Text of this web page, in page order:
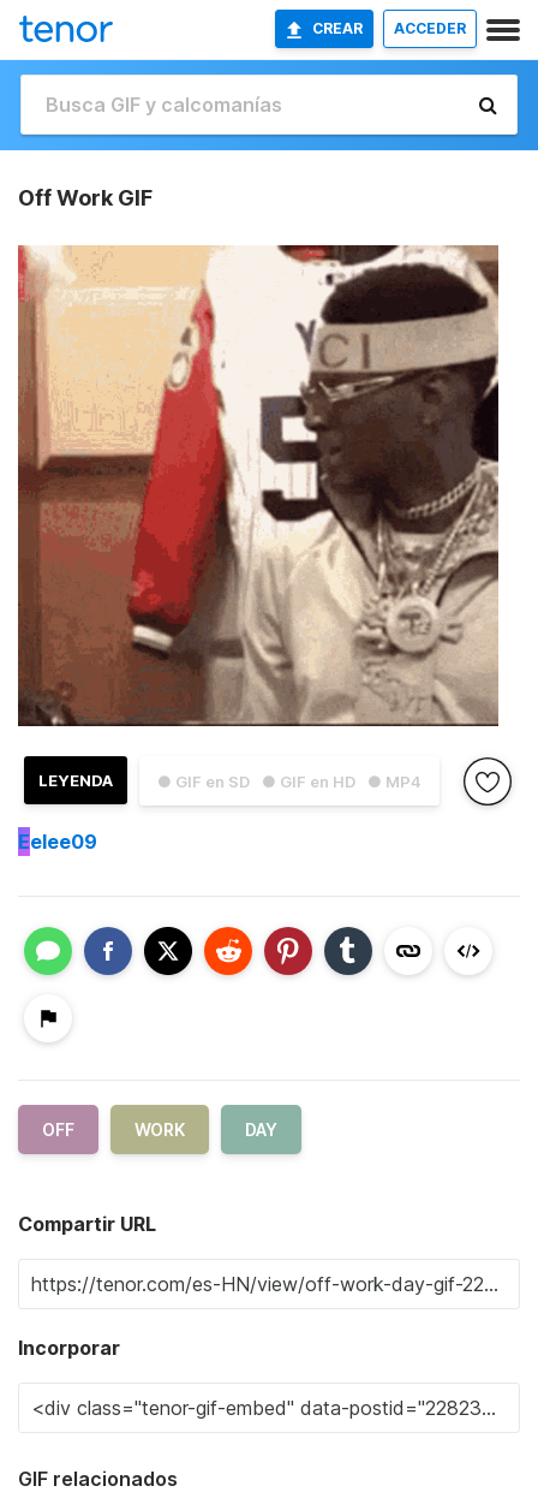
CREAR ACCEDER
Off Work GIF
● GIF en SD ● GIF en HD ● MP4
LEYENDA
Eelee09
OFF WORK DAY
Compartir URL
Incorporar
GIF relacionados